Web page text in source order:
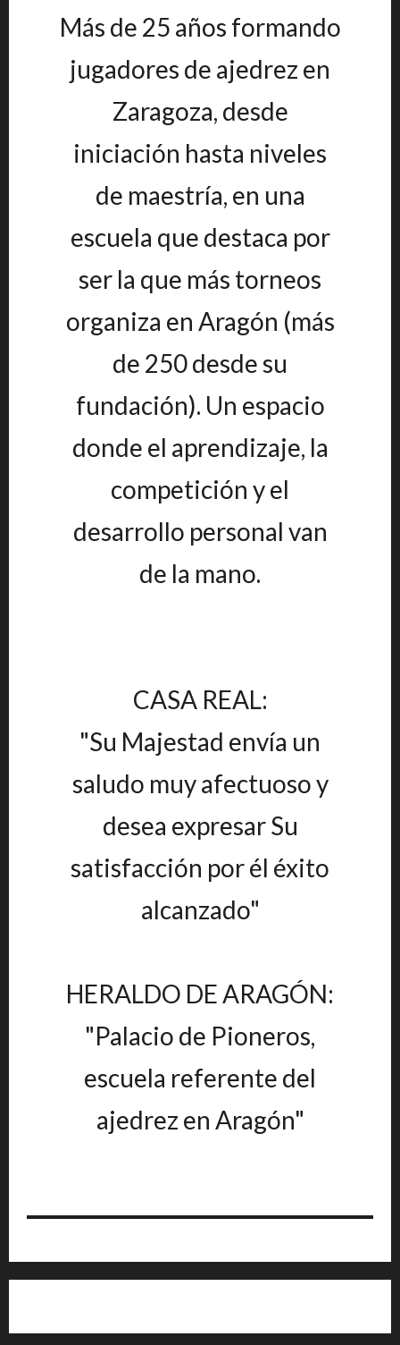
Más de 25 años formando
jugadores de ajedrez en
Zaragoza, desde
iniciación hasta niveles
de maestría, en una
escuela que destaca por
ser la que más torneos
organiza en Aragón (más
de 250 desde su
fundación). Un espacio
donde el aprendizaje, la
competición y el
desarrollo personal van
de la mano.
CASA REAL:
"Su Majestad envía un
saludo muy afectuoso y
desea expresar Su
satisfacción por él éxito
alcanzado"
HERALDO DE ARAGÓN:
"Palacio de Pioneros,
escuela referente del
ajedrez en Aragón"